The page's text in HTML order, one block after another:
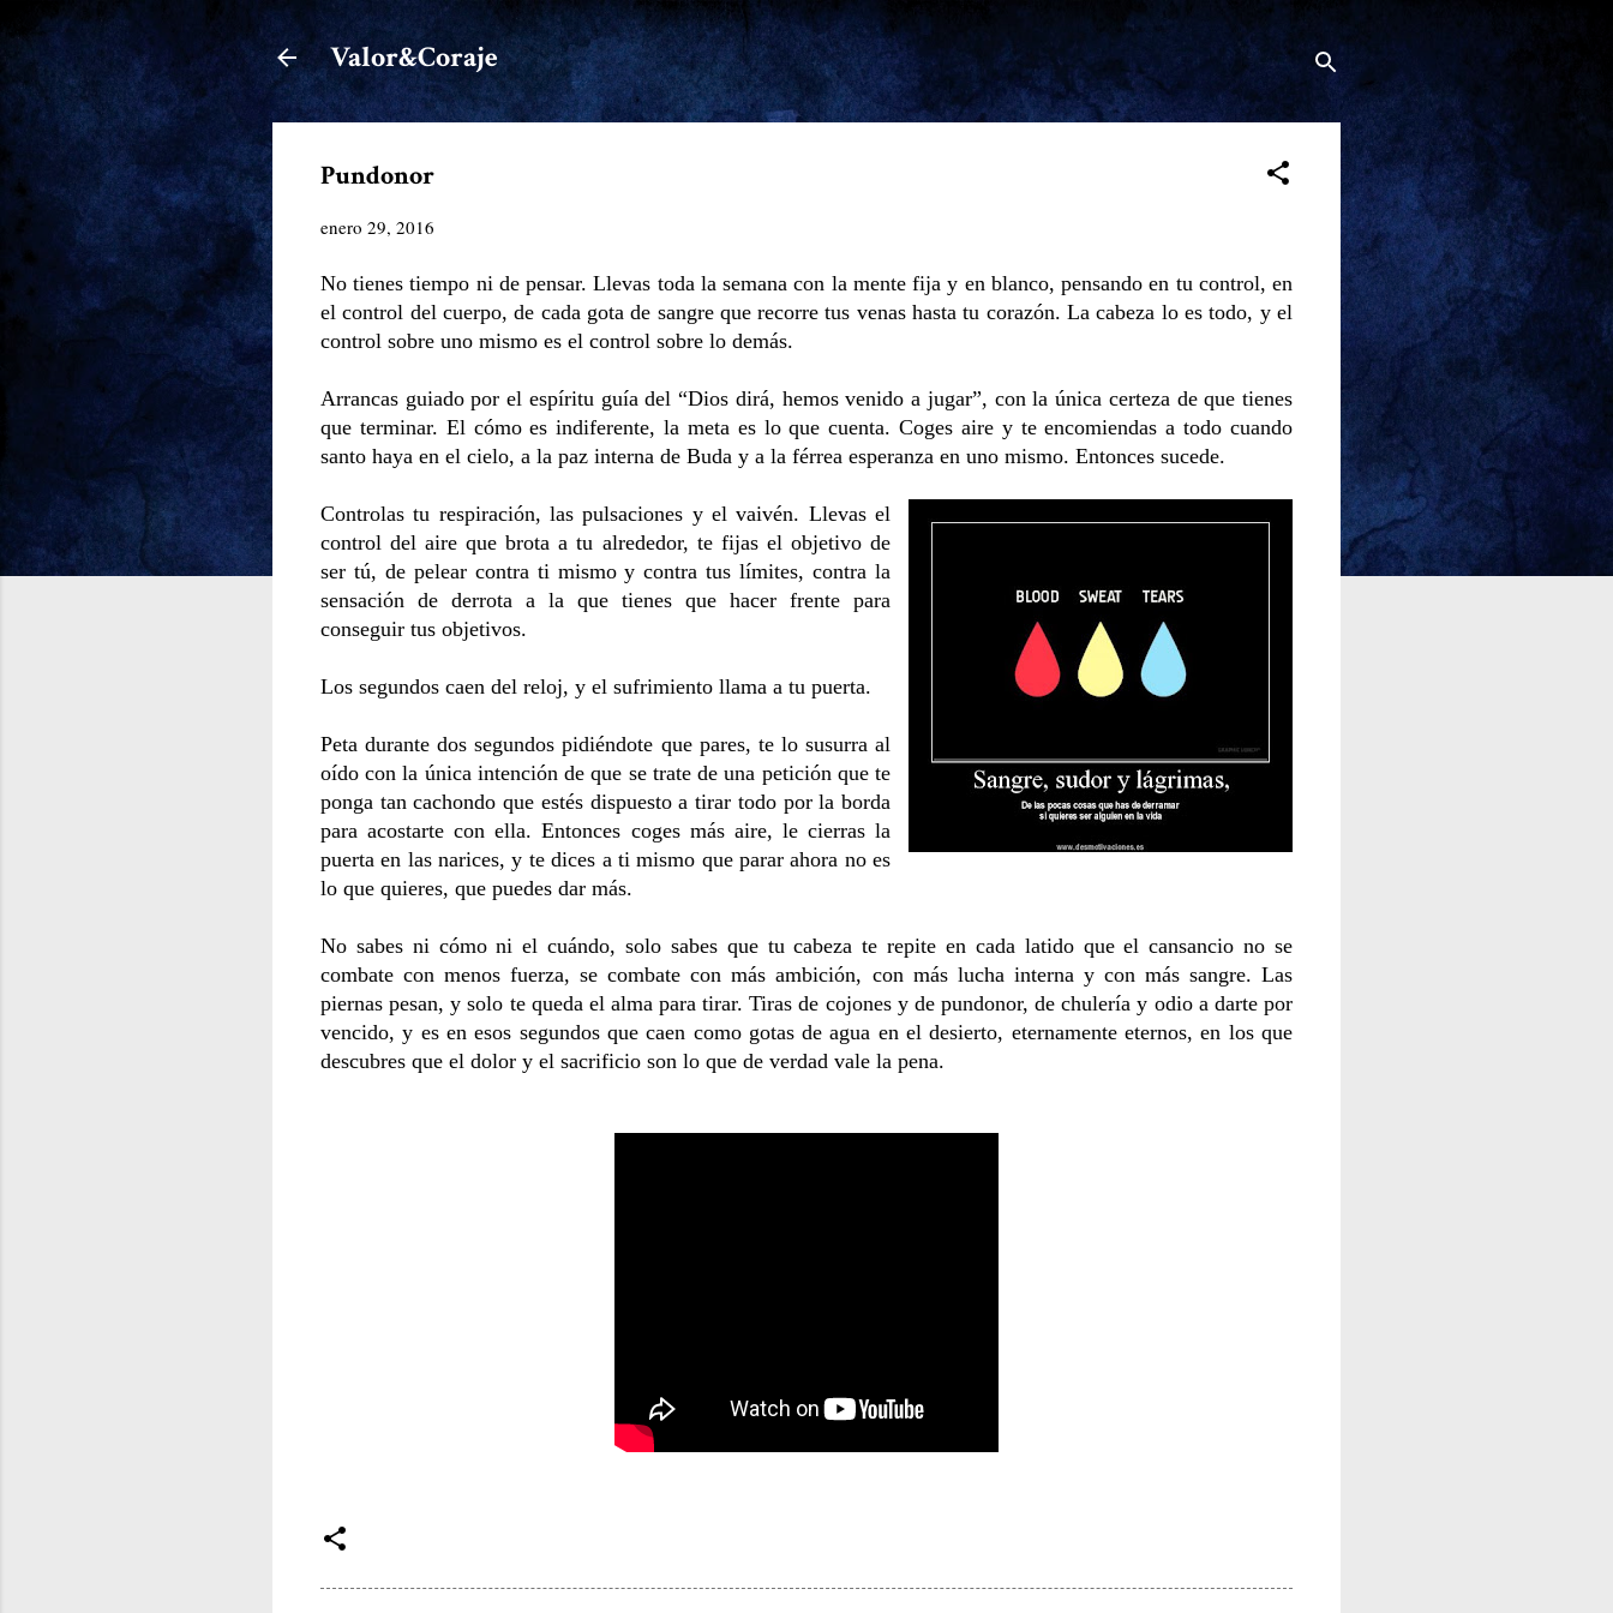
Ir al contenido principal
Valor&Coraje
Pundonor
enero 29, 2016
No tienes tiempo ni de pensar. Llevas toda la semana con la mente fija y en blanco, pensando en tu control, en
el control del cuerpo, de cada gota de sangre que recorre tus venas hasta tu corazón. La cabeza lo es todo, y el
control sobre uno mismo es el control sobre lo demás.
Arrancas guiado por el espíritu guía del “Dios dirá, hemos venido a jugar”, con la única certeza de que tienes
que terminar. El cómo es indiferente, la meta es lo que cuenta. Coges aire y te encomiendas a todo cuando
santo haya en el cielo, a la paz interna de Buda y a la férrea esperanza en uno mismo. Entonces sucede.
Controlas tu respiración, las pulsaciones y el vaivén. Llevas el
control del aire que brota a tu alrededor, te fijas el objetivo de
ser tú, de pelear contra ti mismo y contra tus límites, contra la
sensación de derrota a la que tienes que hacer frente para
conseguir tus objetivos.
Los segundos caen del reloj, y el sufrimiento llama a tu puerta.
Peta durante dos segundos pidiéndote que pares, te lo susurra al
oído con la única intención de que se trate de una petición que te
ponga tan cachondo que estés dispuesto a tirar todo por la borda
para acostarte con ella. Entonces coges más aire, le cierras la
puerta en las narices, y te dices a ti mismo que parar ahora no es
lo que quieres, que puedes dar más.
No sabes ni cómo ni el cuándo, solo sabes que tu cabeza te repite en cada latido que el cansancio no se
combate con menos fuerza, se combate con más ambición, con más lucha interna y con más sangre. Las
piernas pesan, y solo te queda el alma para tirar. Tiras de cojones y de pundonor, de chulería y odio a darte por
vencido, y es en esos segundos que caen como gotas de agua en el desierto, eternamente eternos, en los que
descubres que el dolor y el sacrificio son lo que de verdad vale la pena.